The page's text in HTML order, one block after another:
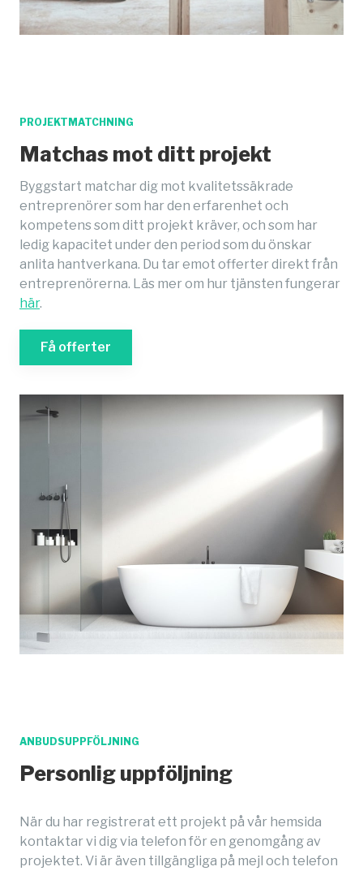
PROJEKTMATCHNING
Matchas mot ditt projekt
Byggstart matchar dig mot kvalitetssäkrade
entreprenörer som har den erfarenhet och
kompetens som ditt projekt kräver, och som har
ledig kapacitet under den period som du önskar
anlita hantverkana. Du tar emot offerter direkt från
entreprenörerna. Läs mer om hur tjänsten fungerar
här.
Få offerter
ANBUDSUPPFÖLJNING
Personlig uppföljning
När du har registrerat ett projekt på vår hemsida
kontaktar vi dig via telefon för en genomgång av
projektet. Vi är även tillgängliga på mejl och telefon